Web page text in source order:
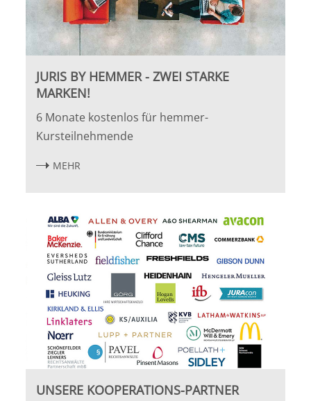
JURIS BY HEMMER - ZWEI STARKE
MARKEN!
6 Monate kostenlos für hemmer-
Kursteilnehmende
MEHR
UNSERE KOOPERATIONS-PARTNER